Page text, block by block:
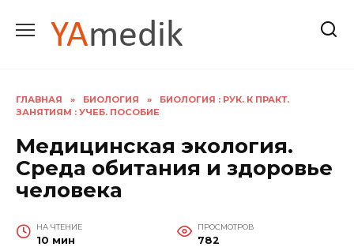
содержанию
ГЛАВНАЯ » БИОЛОГИЯ »
БИОЛОГИЯ : РУК. К ПРАКТ.
ЗАНЯТИЯМ : УЧЕБ. ПОСОБИЕ
Медицинская экология.
Среда обитания и здоровье
человека
НА ЧТЕНИЕ
10 мин
ПРОСМОТРОВ
782